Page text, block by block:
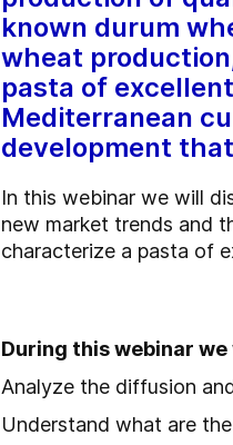
known durum
wheat
pasta of
Mediterranean
development
In this webinar we will
new market trends and
characterize a pasta of
During this webinar we
Analyze the diffusion
Understand what are